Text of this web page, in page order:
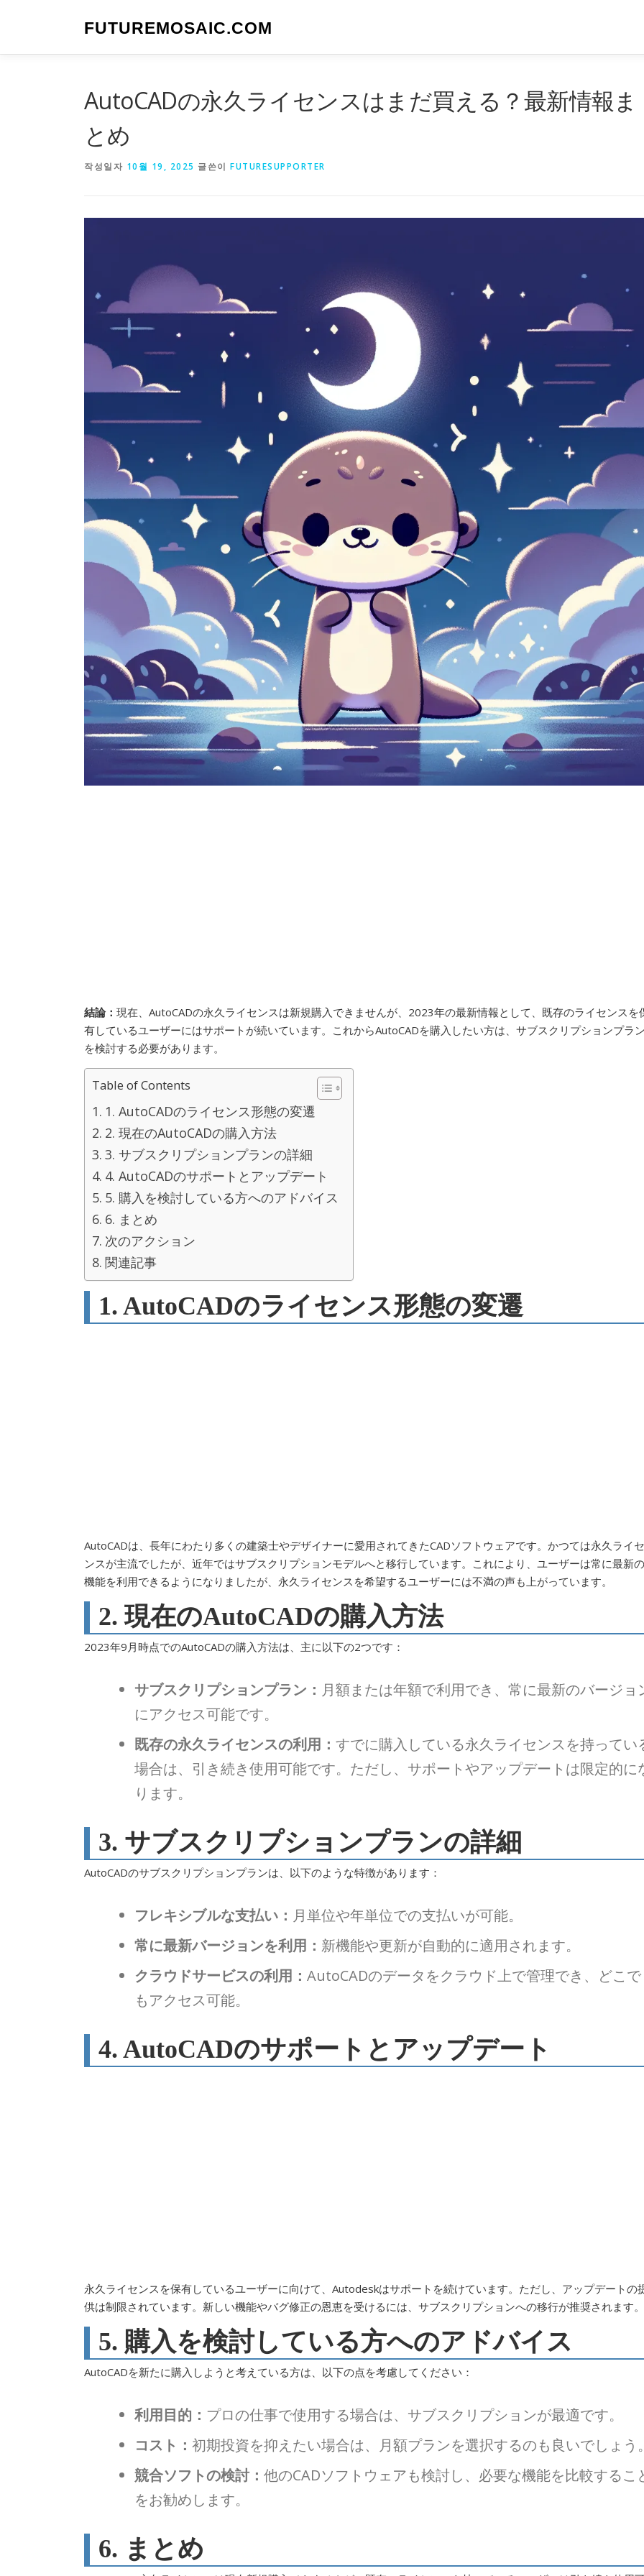
로
FUTUREMOSAIC.COM
AutoCADの永久ライセンスはまだ買える？最新情報ま
とめ
작성일자 10월 19, 2025 글쓴이 FUTURESUPPORTER
結論： 現在、AutoCADの永久ライセンスは新規購入できませんが、2023年の最新情報として、既存のライセンスを
有しているユーザーにはサポートが続いています。これからAutoCADを購入したい方は、サブスクリプションプラ
を検討する必要があります。
Table of Contents
1. AutoCADのライセンス形態の変遷
2. 現在のAutoCADの購入方法
3. サブスクリプションプランの詳細
4. AutoCADのサポートとアップデート
5. 購入を検討している方へのアドバイス
6. まとめ
次のアクション
関連記事
1. AutoCADのライセンス形態の変遷
AutoCADは、長年にわたり多くの建築士やデザイナーに愛用されてきたCADソフトウェアです。かつては永久ライセ
ンスが主流でしたが、近年ではサブスクリプションモデルへと移行しています。これにより、ユーザーは常に最新の
機能を利用できるようになりましたが、永久ライセンスを希望するユーザーには不満の声も上がっています。
2. 現在のAutoCADの購入方法
2023年9月時点でのAutoCADの購入方法は、主に以下の2つです：
サブスクリプションプラン： 月額または年額で利用でき、常に最新のバージョ
にアクセス可能です。
既存の永久ライセンスの利用： すでに購入している永久ライセンスを持ってい
場合は、引き続き使用可能です。ただし、サポートやアップデートは限定的に
ります。
3. サブスクリプションプランの詳細
AutoCADのサブスクリプションプランは、以下のような特徴があります：
フレキシブルな支払い： 月単位や年単位での支払いが可能。
常に最新バージョンを利用： 新機能や更新が自動的に適用されます。
クラウドサービスの利用： AutoCADのデータをクラウド上で管理でき、どこで
もアクセス可能。
4. AutoCADのサポートとアップデート
永久ライセンスを保有しているユーザーに向けて、Autodeskはサポートを続けています。ただし、アップデートの
供は制限されています。新しい機能やバグ修正の恩恵を受けるには、サブスクリプションへの移行が推奨されます。
5. 購入を検討している方へのアドバイス
AutoCADを新たに購入しようと考えている方は、以下の点を考慮してください：
利用目的： プロの仕事で使用する場合は、サブスクリプションが最適です。
コスト： 初期投資を抑えたい場合は、月額プランを選択するのも良いでしょう
競合ソフトの検討： 他のCADソフトウェアも検討し、必要な機能を比較するこ
をお勧めします。
6. まとめ